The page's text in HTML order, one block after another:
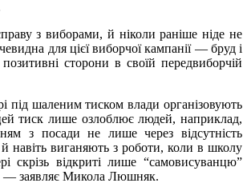
з виборами, й ніколи раніше ніде не
для цієї виборчої кампанії — бруд і
сторони в своїй передвиборчій
шаленим тиском влади організовують
тиск лише озлоблює людей, наприклад,
з посади не лише через відсутність
й навіть виганяють з роботи, коли в школу
скрізь відкриті лише “самовисуванцю”
— заявляє Микола Люшняк.